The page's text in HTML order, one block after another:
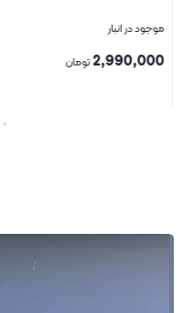
موجود در انبار
2,990,000 تومان